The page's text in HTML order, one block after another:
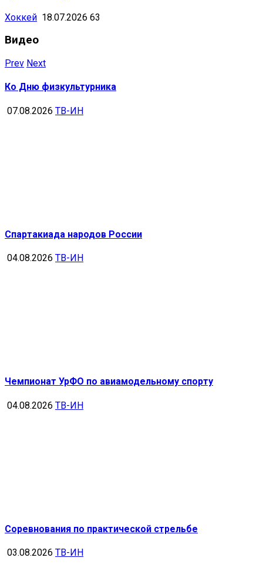
Хоккей 18.07.2026 63
Видео
Prev Next
Ко Дню физкультурника
07.08.2026 ТВ-ИН
Спартакиада народов России
04.08.2026 ТВ-ИН
Чемпионат УрФО по авиамодельному спорту
04.08.2026 ТВ-ИН
Соревнования по практической стрельбе
03.08.2026 ТВ-ИН